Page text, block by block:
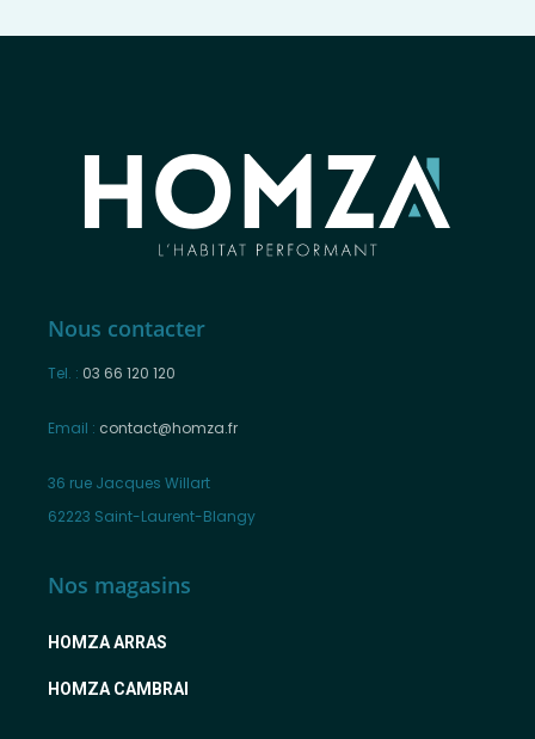
Nous contacter
Tel. : 03 66 120 120
Email : contact@homza.fr
36 rue Jacques Willart
62223 Saint-Laurent-Blangy
Nos magasins
HOMZA ARRAS
HOMZA CAMBRAI